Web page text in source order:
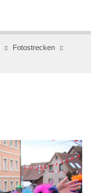
Fotostrecken